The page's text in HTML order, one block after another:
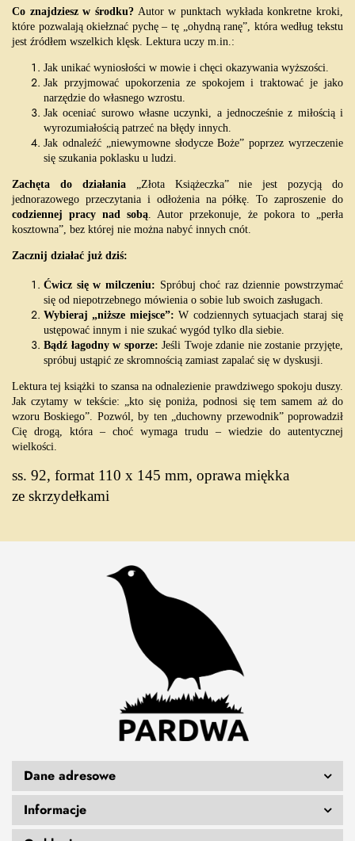
Co znajdziesz w środku? Autor w punktach wykłada konkretne kroki,
które pozwalają okiełznać pychę – tę „ohydną ranę”, która według tekstu
jest źródłem wszelkich klęsk. Lektura uczy m.in.:
Jak unikać wyniosłości w mowie i chęci okazywania wyższości.
Jak przyjmować upokorzenia ze spokojem i traktować je jako
narzędzie do własnego wzrostu.
Jak oceniać surowo własne uczynki, a jednocześnie z miłością i
wyrozumiałością patrzeć na błędy innych.
Jak odnaleźć „niewymowne słodycze Boże” poprzez wyrzeczenie
się szukania poklasku u ludzi.
Zachęta do działania„Złota Książeczka” nie jest pozycją do
jednorazowego przeczytania i odłożenia na półkę. To zaproszenie do
codziennej pracy nad sobą. Autor przekonuje, że pokora to „perła
kosztowna”, bez której nie można nabyć innych cnót.
Zacznij działać już dziś:
Ćwicz się w milczeniu: Spróbuj choć raz dziennie powstrzymać
się od niepotrzebnego mówienia o sobie lub swoich zasługach.
Wybieraj „niższe miejsce”: W codziennych sytuacjach staraj się
ustępować innym i nie szukać wygód tylko dla siebie.
Bądź łagodny w sporze: Jeśli Twoje zdanie nie zostanie przyjęte,
spróbuj ustąpić ze skromnością zamiast zapalać się w dyskusji.
Lektura tej książki to szansa na odnalezienie prawdziwego spokoju duszy.
Jak czytamy w tekście: „kto się poniża, podnosi się tem samem aż do
wzoru Boskiego”. Pozwól, by ten „duchowny przewodnik” poprowadził
Cię drogą, która – choć wymaga trudu – wiedzie do autentycznej
wielkości.
ss. 92, format 110 x 145 mm, oprawa miękka
ze skrzydełkami
Dane adresowe
Informacje